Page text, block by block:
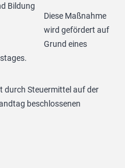
Bildung
Diese Maßnahme
wird gefördert auf
Grund eines
durch Steuermittel auf der
beschlossenen